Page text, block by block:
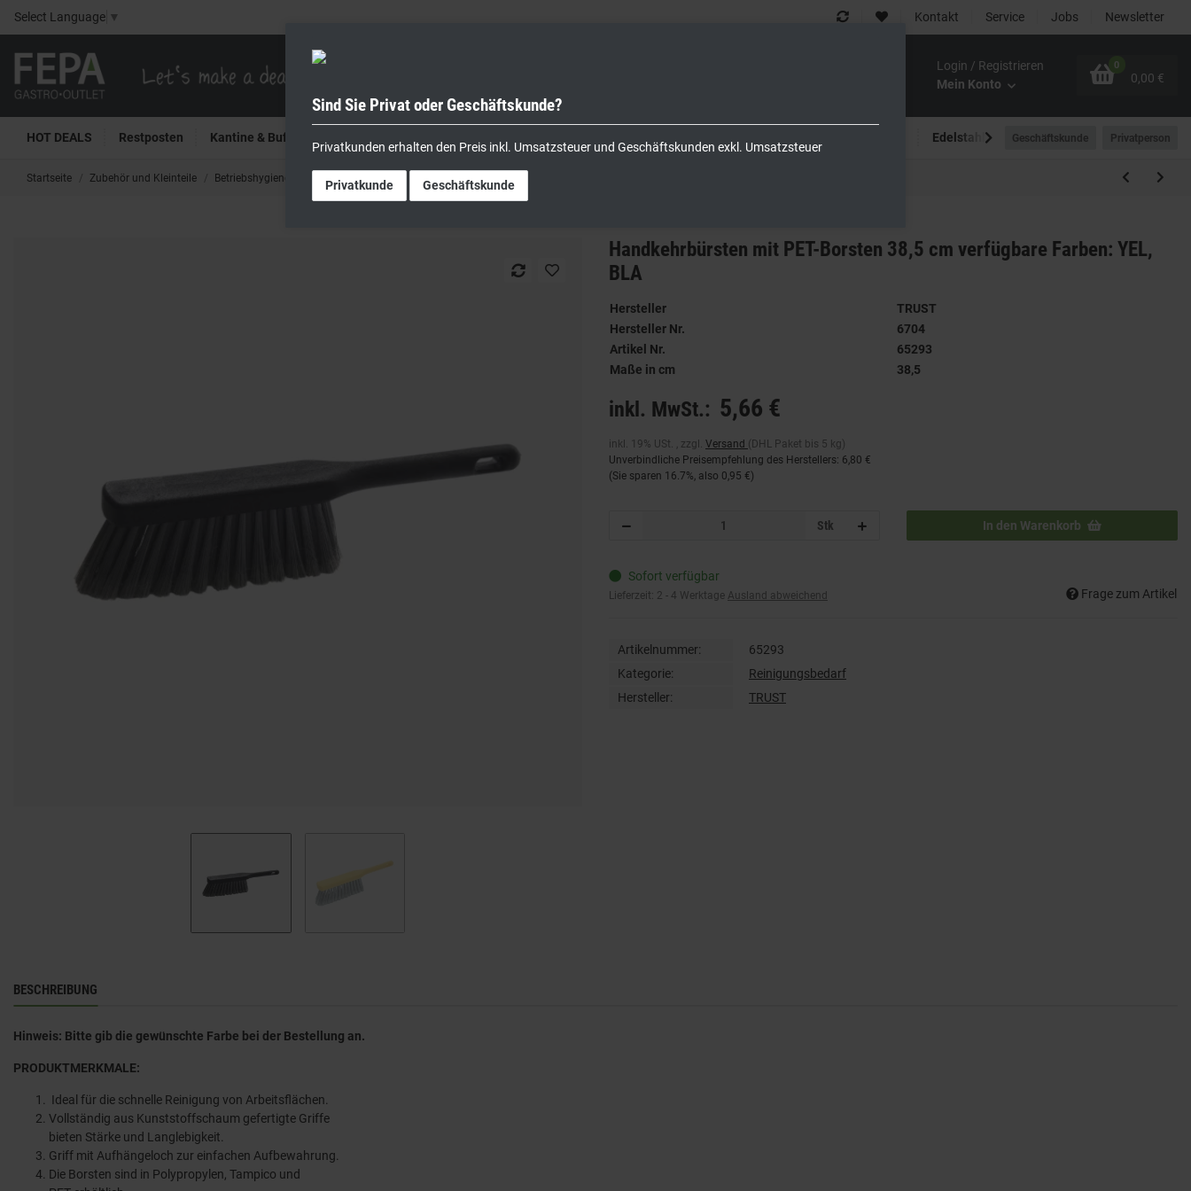
Select Language ▼ Kontakt Service Jobs Newsletter
Login / Registrieren
Mein Konto
0
0,00 €
HOT DEALS Restposten Kantine & Buffet Edelstahlmöbel Outdoor-Bereich
Geschäftskunde Privatperson
Startseite Zubehör und Kleinteile Betriebshygiene Reinigungsbedarf Handkehrbürsten mit PET-Borsten 38,5 cm verfügbare Farben: YEL, BLA
Handkehrbürsten mit PET-Borsten 38,5 cm verfügbare Farben: YEL,
BLA
Hersteller
TRUST
Hersteller Nr.
6704
Artikel Nr.
65293
Maße in cm
38,5
inkl. MwSt.: 5,66 €
inkl. 19% USt. , zzgl. Versand (DHL Paket bis 5 kg)
Unverbindliche Preisempfehlung des Herstellers: 6,80 €
(Sie sparen 16.7%, also 0,95 €)
Stk In den Warenkorb
Sofort verfügbar
Lieferzeit: 2 - 4 Werktage Ausland abweichend Frage zum Artikel
Artikelnummer:
65293
Kategorie:
Reinigungsbedarf
Hersteller:
TRUST
BESCHREIBUNG
Hinweis: Bitte gib die gewünschte Farbe bei der Bestellung an.
PRODUKTMERKMALE:
Ideal für die schnelle Reinigung von Arbeitsflächen.
Vollständig aus Kunststoffschaum gefertigte Griffe
bieten Stärke und Langlebigkeit.
Griff mit Aufhängeloch zur einfachen Aufbewahrung.
Die Borsten sind in Polypropylen, Tampico und
Sind Sie Privat oder Geschäftskunde?
Privatkunden erhalten den Preis inkl. Umsatzsteuer und Geschäftskunden exkl. Umsatzsteuer
Privatkunde Geschäftskunde